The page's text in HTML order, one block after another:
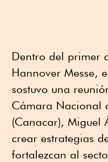
Dentro del primer
Hannover Messe,
sostuvo una
Cámara Nacional
(Canacar), Miguel
crear estrategias
fortalezcan al